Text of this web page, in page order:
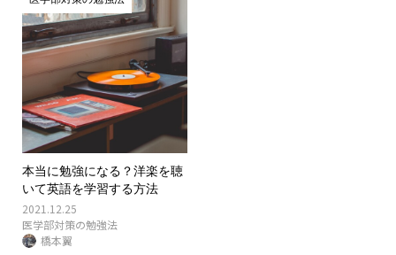
本当に勉強になる？洋楽を聴
いて英語を学習する方法
2021.12.25
医学部対策の勉強法
橋本翼